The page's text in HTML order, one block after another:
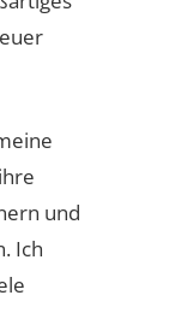
und
Ich